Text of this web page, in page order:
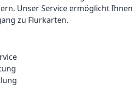
Unser Service ermöglicht Ihnen
zu Flurkarten.